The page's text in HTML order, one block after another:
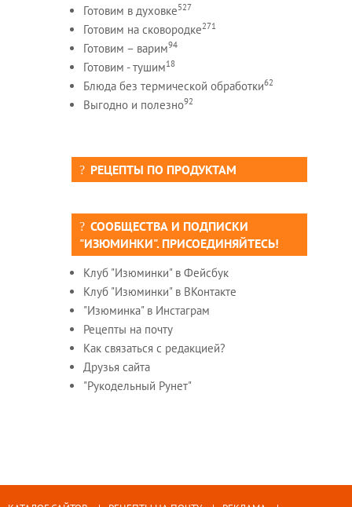
Готовим в духовке527
Готовим на сковородке271
Готовим – варим94
Готовим - тушим18
Блюда без термической обработки62
Выгодно и полезно92
РЕЦЕПТЫ ПО ПРОДУКТАМ
СООБЩЕСТВА И ПОДПИСКИ
"ИЗЮМИНКИ". ПРИСОЕДИНЯЙТЕСЬ!
Клуб "Изюминки" в Фейсбук
Клуб "Изюминки" в ВКонтакте
"Изюминка" в Инстаграм
Рецепты на почту
Как связаться с редакцией?
Друзья сайта
"Рукодельный Рунет"